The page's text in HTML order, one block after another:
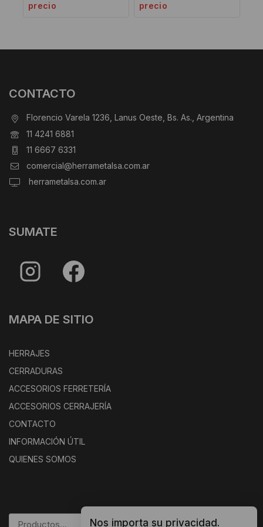
precio
precio
CONTACTO
Florencio Varela 1236, Lanus Oeste, Bs. As., Argentina
11 4241 6881
11 6667 6331
comercial@herrametalsa.com.ar
herrametalsa.com.ar
SUMATE
MAPA DE SITIO
HERRAJES
CERRADURAS
ACCESORIOS FERRETERÍA
ACCESORIOS CERRAJERÍA
CONTACTO
INFORMACIÓN ÚTIL
QUIENES SOMOS
BUSCAR
Nos importa su privacidad.